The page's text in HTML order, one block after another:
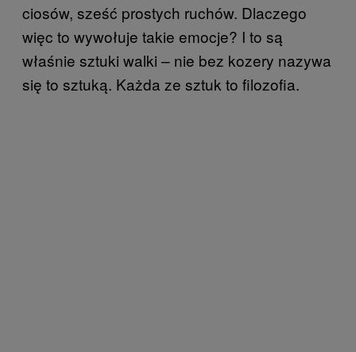
ciosów, sześć prostych ruchów. Dlaczego
więc to wywołuje takie emocje? I to są
właśnie sztuki walki – nie bez kozery nazywa
się to sztuką. Każda ze sztuk to filozofia.